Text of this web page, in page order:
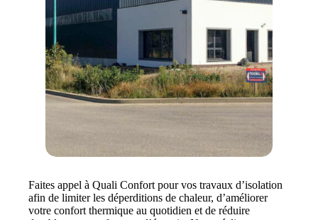
Faites appel à Quali Confort pour vos travaux d’isolation
afin de limiter les déperditions de chaleur, d’améliorer
votre confort thermique au quotidien et de réduire